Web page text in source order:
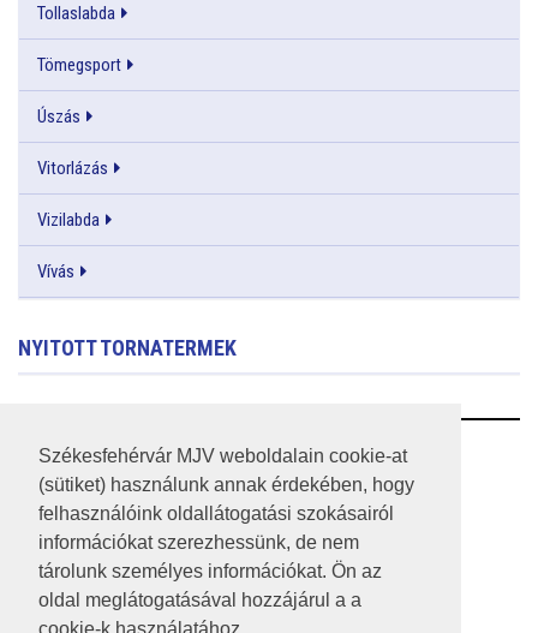
Székesfehérvár MJV weboldalain cookie-at
(sütiket) használunk annak érdekében, hogy
felhasználóink oldallátogatási szokásairól
információkat szerezhessünk, de nem
tárolunk személyes információkat. Ön az
oldal meglátogatásával hozzájárul a a
Tollaslabda
Tömegsport
Úszás
Vitorlázás
Vizilabda
Vívás
NYITOTT TORNATERMEK
RSS
A HONLAP 2017.03.31-I ÁLLAPOTA
JOGI NYILATKOZAT
IMPRESSZUM